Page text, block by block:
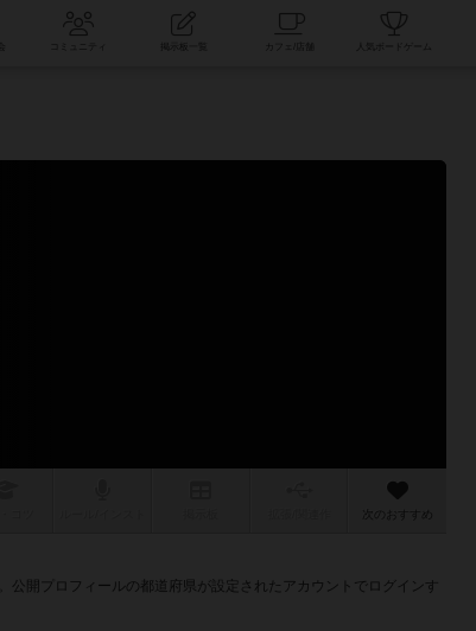
コミュニティ
次のおすすめ
開プロフィールの都道府県が設定されたアカウントでログインす